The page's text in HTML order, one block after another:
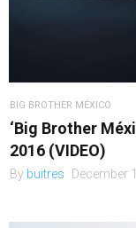
BIG BROTHER MÉXICO
‘Big Brother
2016 (VIDEO)
By buitres December